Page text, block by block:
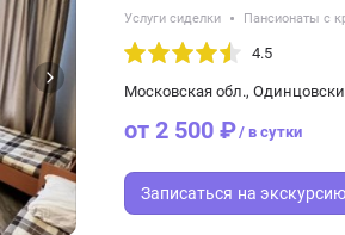
Услуги сиделки Пансионаты с
4.5
Московская обл.,
от 2 500 ₽/ в сутки
Записаться на экскурсию